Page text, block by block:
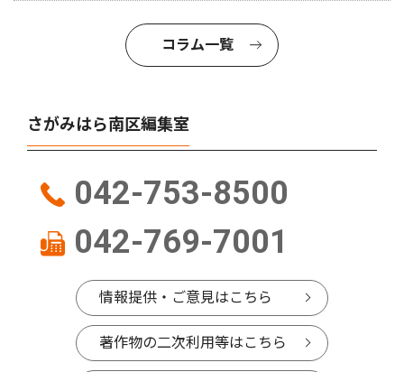
コラム一覧
さがみはら南区編集室
042-753-8500
042-769-7001
情報提供・ご意見はこちら
著作物の二次利用等はこちら